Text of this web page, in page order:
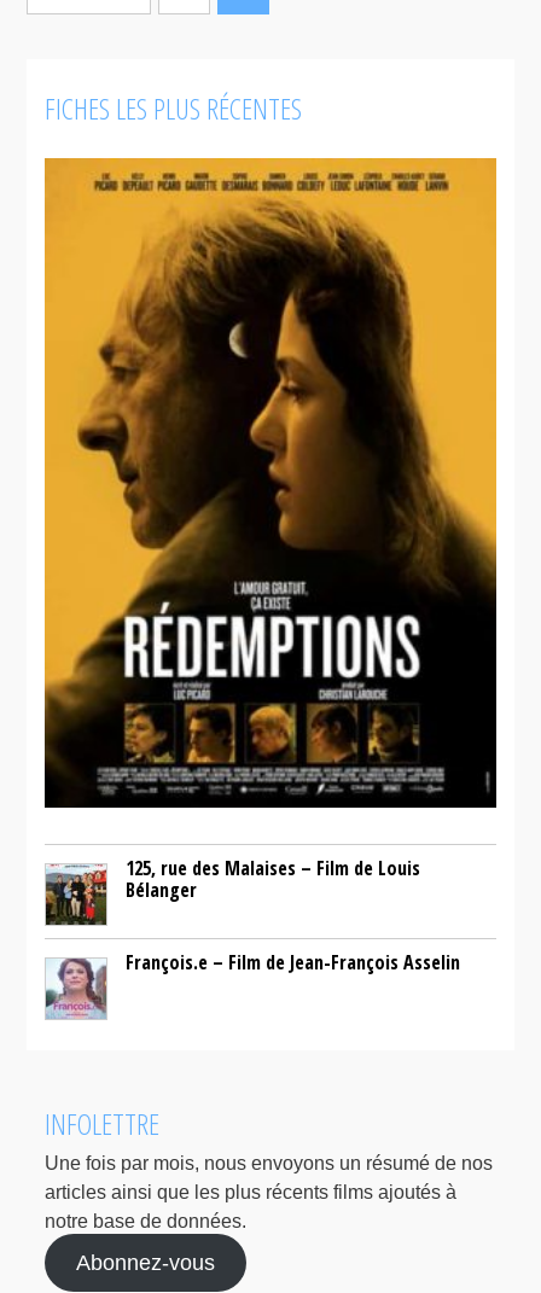
FICHES LES PLUS RÉCENTES
125, rue des Malaises – Film de Louis
Bélanger
François.e – Film de Jean-François Asselin
INFOLETTRE
Une fois par mois, nous envoyons un résumé de nos
articles ainsi que les plus récents films ajoutés à
notre base de données.
Abonnez-vous